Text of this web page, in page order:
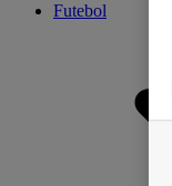
Futebol